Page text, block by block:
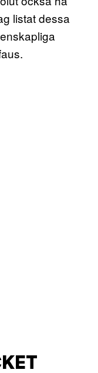
listat dessa